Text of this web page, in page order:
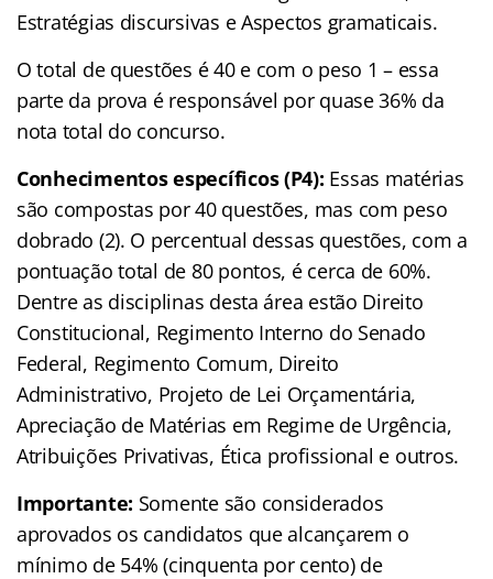
Estratégias discursivas e Aspectos gramaticais.
O total de questões é 40 e com o peso 1 – essa
parte da prova é responsável por quase 36% da
nota total do concurso.
Conhecimentos específicos (P4): Essas matérias
são compostas por 40 questões, mas com peso
dobrado (2). O percentual dessas questões, com a
pontuação total de 80 pontos, é cerca de 60%.
Dentre as disciplinas desta área estão Direito
Constitucional, Regimento Interno do Senado
Federal, Regimento Comum, Direito
Administrativo, Projeto de Lei Orçamentária,
Apreciação de Matérias em Regime de Urgência,
Atribuições Privativas, Ética profissional e outros.
Importante: Somente são considerados
aprovados os candidatos que alcançarem o
mínimo de 54% (cinquenta por cento) de